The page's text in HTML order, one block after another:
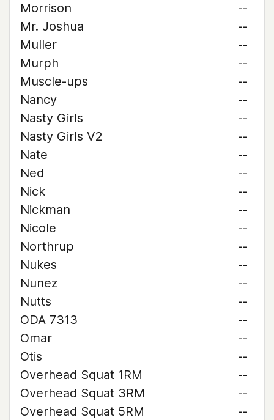
Morrison
--
Mr. Joshua
--
Muller
--
Murph
--
Muscle-ups
--
Nancy
--
Nasty Girls
--
Nasty Girls V2
--
Nate
--
Ned
--
Nick
--
Nickman
--
Nicole
--
Northrup
--
Nukes
--
Nunez
--
Nutts
--
ODA 7313
--
Omar
--
Otis
--
Overhead Squat 1RM
--
Overhead Squat 3RM
--
Overhead Squat 5RM
--